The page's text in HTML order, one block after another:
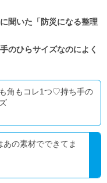
聞いた「防災になる整理
のひらサイズなのによく
角もコレ1つ♡持ち手の
の素材でできてま